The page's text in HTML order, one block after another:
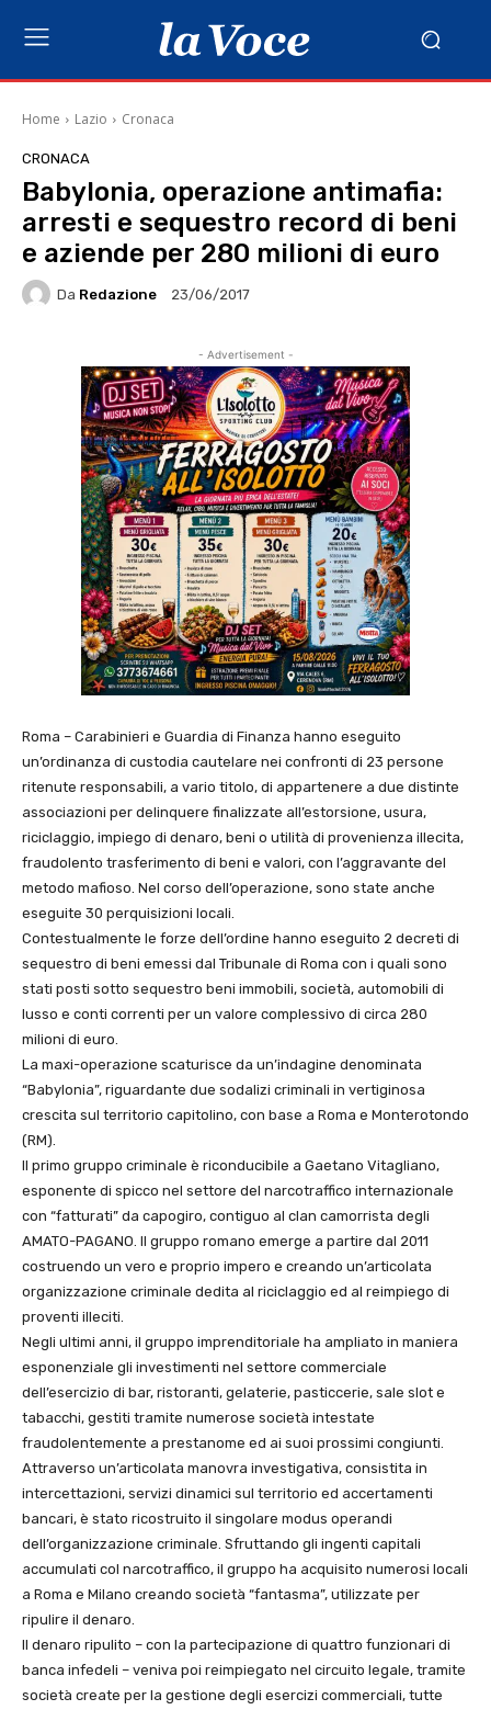
Home Lazio Cronaca
CRONACA
Babylonia, operazione antimafia:
arresti e sequestro record di beni
e aziende per 280 milioni di euro
Da Redazione 23/06/2017
- Advertisement -
Roma – Carabinieri e Guardia di Finanza hanno eseguito
un’ordinanza di custodia cautelare nei confronti di 23 persone
ritenute responsabili, a vario titolo, di appartenere a due distinte
associazioni per delinquere finalizzate all’estorsione, usura,
riciclaggio, impiego di denaro, beni o utilità di provenienza illecita,
fraudolento trasferimento di beni e valori, con l’aggravante del
metodo mafioso. Nel corso dell’operazione, sono state anche
eseguite 30 perquisizioni locali.
Contestualmente le forze dell’ordine hanno eseguito 2 decreti di
sequestro di beni emessi dal Tribunale di Roma con i quali sono
stati posti sotto sequestro beni immobili, società, automobili di
lusso e conti correnti per un valore complessivo di circa 280
milioni di euro.
La maxi-operazione scaturisce da un’indagine denominata
“Babylonia”, riguardante due sodalizi criminali in vertiginosa
crescita sul territorio capitolino, con base a Roma e Monterotondo
(RM).
Il primo gruppo criminale è riconducibile a Gaetano Vitagliano,
esponente di spicco nel settore del narcotraffico internazionale
con “fatturati” da capogiro, contiguo al clan camorrista degli
AMATO-PAGANO. Il gruppo romano emerge a partire dal 2011
costruendo un vero e proprio impero e creando un’articolata
organizzazione criminale dedita al riciclaggio ed al reimpiego di
proventi illeciti.
Negli ultimi anni, il gruppo imprenditoriale ha ampliato in maniera
esponenziale gli investimenti nel settore commerciale
dell’esercizio di bar, ristoranti, gelaterie, pasticcerie, sale slot e
tabacchi, gestiti tramite numerose società intestate
fraudolentemente a prestanome ed ai suoi prossimi congiunti.
Attraverso un’articolata manovra investigativa, consistita in
intercettazioni, servizi dinamici sul territorio ed accertamenti
bancari, è stato ricostruito il singolare modus operandi
dell’organizzazione criminale. Sfruttando gli ingenti capitali
accumulati col narcotraffico, il gruppo ha acquisito numerosi locali
a Roma e Milano creando società “fantasma”, utilizzate per
ripulire il denaro.
Il denaro ripulito – con la partecipazione di quattro funzionari di
banca infedeli – veniva poi reimpiegato nel circuito legale, tramite
società create per la gestione degli esercizi commerciali, tutte